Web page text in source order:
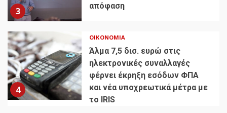
3
απόφαση
4
ΟΙΚΟΝΟΜΊΑ
Άλμα 7,5 δισ. ευρώ στις
ηλεκτρονικές συναλλαγές
φέρνει έκρηξη εσόδων ΦΠΑ
και νέα υποχρεωτικά μέτρα με
το IRIS